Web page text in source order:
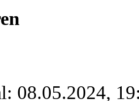
08.05.2024,